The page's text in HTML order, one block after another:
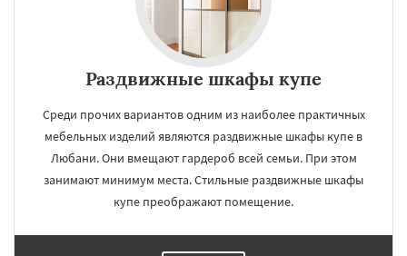
Раздвижные шкафы купе
Среди прочих вариантов одним из наиболее практичных
мебельных изделий являются раздвижные шкафы купе в
Любани. Они вмещают гардероб всей семьи. При этом
занимают минимум места. Стильные раздвижные шкафы
купе преображают помещение.